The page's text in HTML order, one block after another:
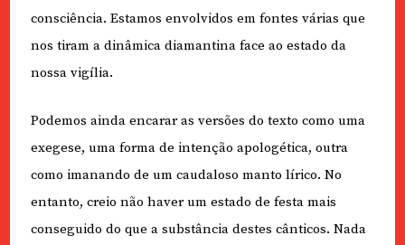
consciência. Estamos envolvidos em fontes várias que
nos tiram a dinâmica diamantina face ao estado da
nossa vigília.
Podemos ainda encarar as versões do texto como uma
exegese, uma forma de intenção apologética, outra
como imanando de um caudaloso manto lírico. No
entanto, creio não haver um estado de festa mais
conseguido do que a substância destes cânticos. Nada